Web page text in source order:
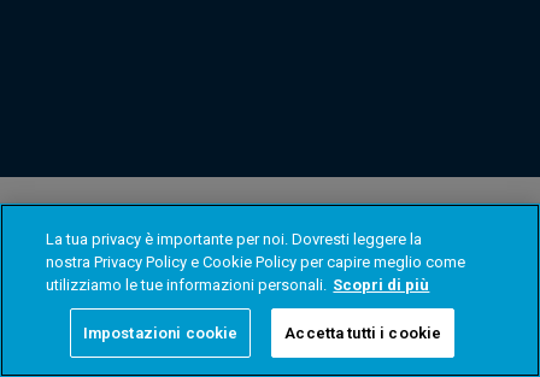
La tua privacy è importante per noi. Dovresti leggere la
nostra Privacy Policy e Cookie Policy per capire meglio come
utilizziamo le tue informazioni personali. Scopri di più
Impostazioni cookie Accetta tutti i cookie